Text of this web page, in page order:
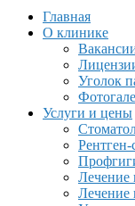
Главная
О клинике
Уголок
Услуги и цены
Лечение
Лечение